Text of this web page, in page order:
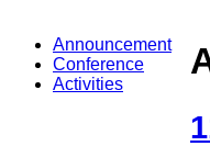
Announcement
Conference
Activities